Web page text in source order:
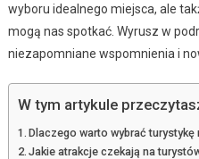
wyboru idealnego miejsca, ale
mogą nas spotkać. Wyrusz w
niezapomniane wspomnienia i
W tym artykule
Dlaczego warto wybrać turystykę
Jakie atrakcje czekają na